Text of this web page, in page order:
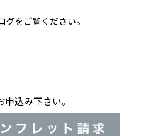
グをご覧ください。
込み下さい。